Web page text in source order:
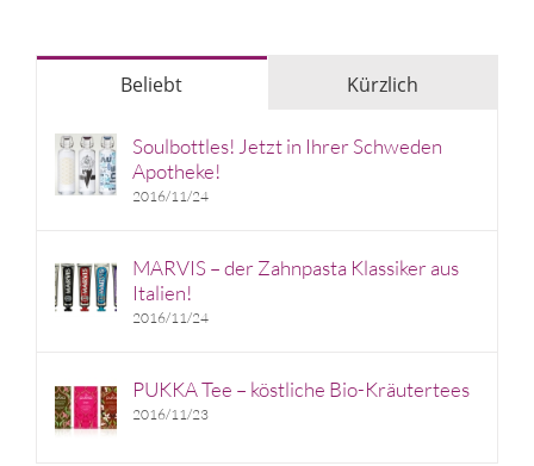
Beliebt Kürzlich
Soulbottles! Jetzt in Ihrer Schweden
Apotheke!
2016/11/24
MARVIS – der Zahnpasta Klassiker aus
Italien!
2016/11/24
PUKKA Tee – köstliche Bio-Kräutertees
2016/11/23